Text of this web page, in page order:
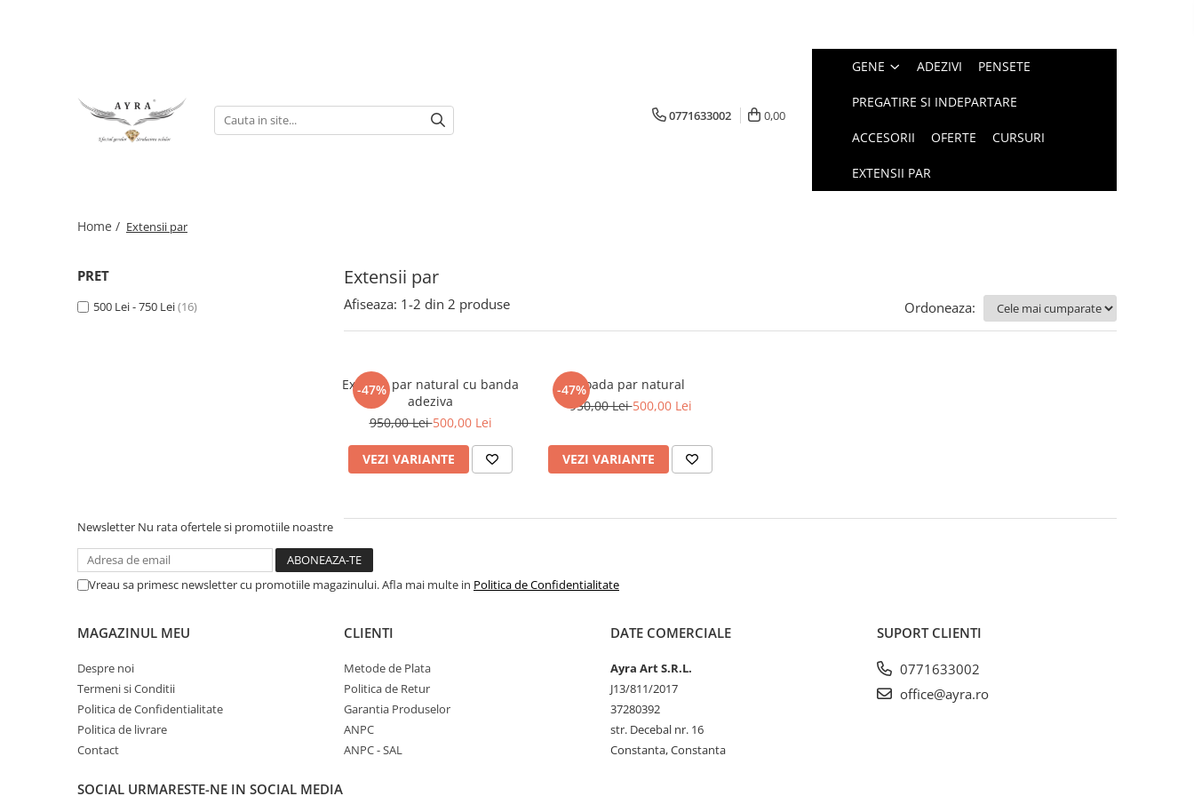
Individuale - 20 linii
Individuale - 6 linii
0771633002 0,00
GENE ADEZIVI PENSETE
PREGATIRE SI INDEPARTARE
ACCESORII OFERTE CURSURI
EXTENSII PAR
Home / Extensii par
Extensii par
PRET
500 Lei - 750 Lei(16) Afiseaza: 1-2 din 2 produse Ordoneaza:
-47%
Extensii par natural cu banda
adeziva
950,00 Lei500,00 Lei
VEZI VARIANTE
-47%Coada par natural
950,00 Lei500,00 Lei
VEZI VARIANTE
Newsletter Nu rata ofertele si promotiile noastre
Vreau sa primesc newsletter cu promotiile magazinului. Afla mai multe in Politica de Confidentialitate
MAGAZINUL MEU
Despre noi
Termeni si Conditii
Politica de Confidentialitate
Politica de livrare
Contact
CLIENTI
Metode de Plata
Politica de Retur
Garantia Produselor
ANPC
ANPC - SAL
DATE COMERCIALE
Ayra Art S.R.L.
J13/811/2017
37280392
str. Decebal nr. 16
Constanta, Constanta
SUPORT CLIENTI
0771633002
office@ayra.ro
SOCIAL URMARESTE-NE IN SOCIAL MEDIA